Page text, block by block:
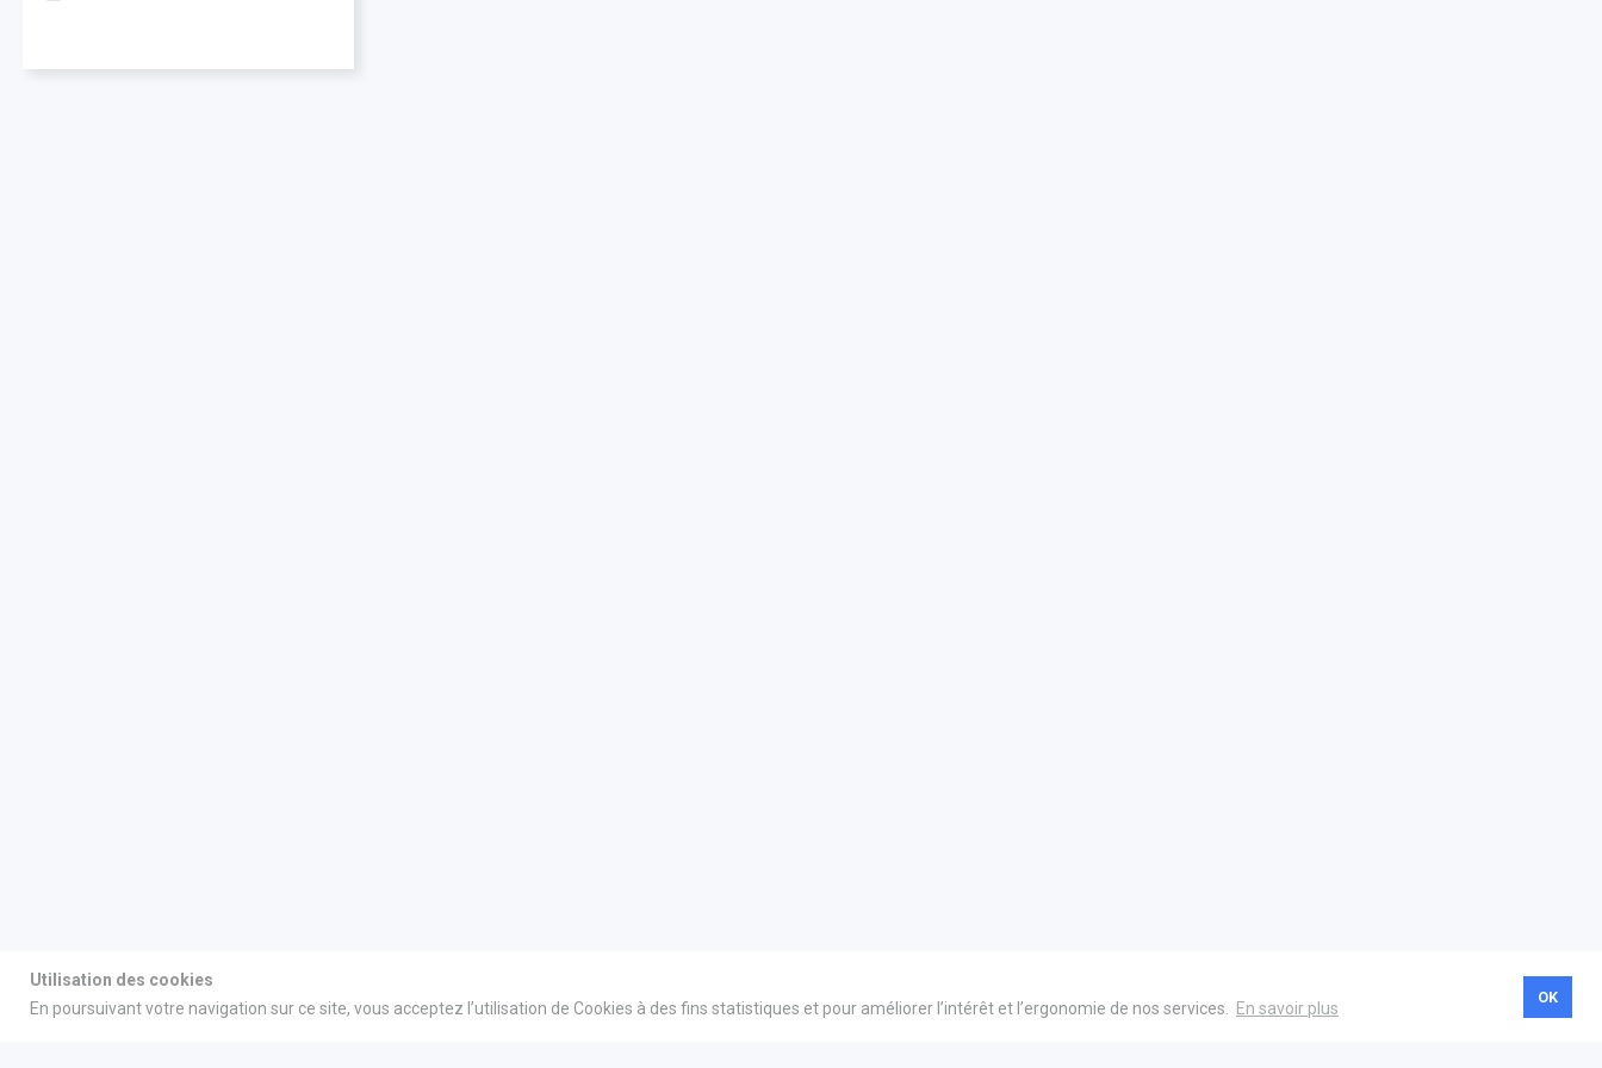
Utilisation des cookies
En poursuivant votre navigation sur ce site, vous acceptez l’utilisation de Cookies à des fins statistiques et pour améliorer l’intérêt et l’ergonomie de nos services. En savoir plus
OK